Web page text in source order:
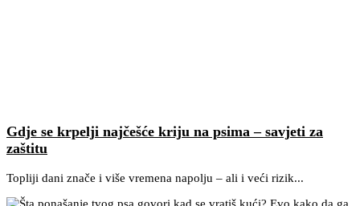
Gdje se krpelji najčešće kriju na psima – savjeti za
zaštitu
Topliji dani znače i više vremena napolju – ali i veći rizik...